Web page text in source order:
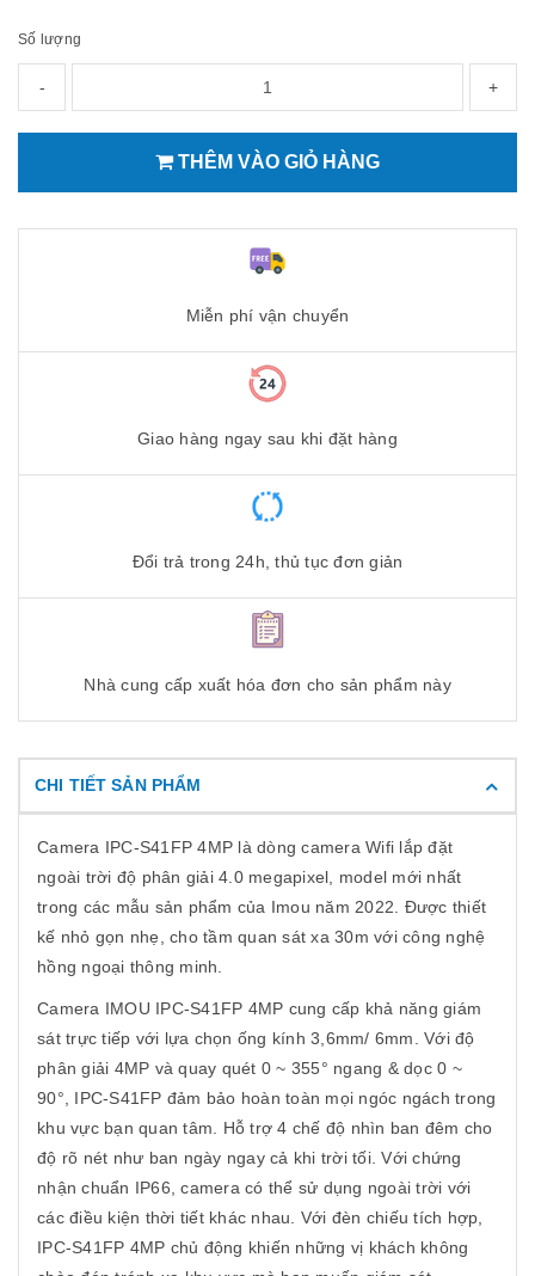
Số lượng
- +
THÊM VÀO GIỎ HÀNG
Miễn phí vận chuyển
Giao hàng ngay sau khi đặt hàng
Đổi trả trong 24h, thủ tục đơn giản
Nhà cung cấp xuất hóa đơn cho sản phẩm này
CHI TIẾT SẢN PHẨM
Camera IPC-S41FP 4MP là dòng camera Wifi lắp đặt
ngoài trời độ phân giải 4.0 megapixel, model mới nhất
trong các mẫu sản phẩm của Imou năm 2022. Được thiết
kế nhỏ gọn nhẹ, cho tầm quan sát xa 30m với công nghệ
hồng ngoại thông minh.
Camera IMOU IPC-S41FP 4MP cung cấp khả năng giám
sát trực tiếp với lựa chọn ống kính 3,6mm/ 6mm. Với độ
phân giải 4MP và quay quét 0 ~ 355° ngang & dọc 0 ~
90°, IPC-S41FP đảm bảo hoàn toàn mọi ngóc ngách trong
khu vực bạn quan tâm. Hỗ trợ 4 chế độ nhìn ban đêm cho
độ rõ nét như ban ngày ngay cả khi trời tối. Với chứng
nhận chuẩn IP66, camera có thể sử dụng ngoài trời với
các điều kiện thời tiết khác nhau. Với đèn chiếu tích hợp,
IPC-S41FP 4MP chủ động khiến những vị khách không